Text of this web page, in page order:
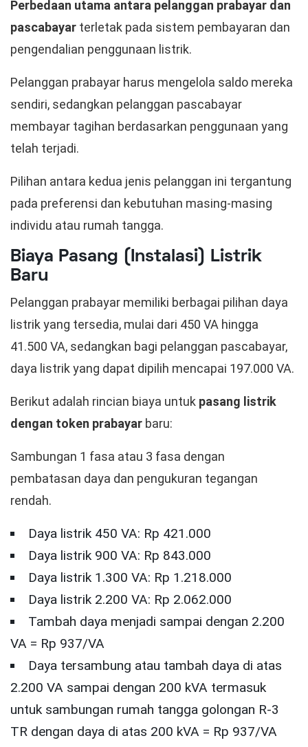
Perbedaan utama antara pelanggan prabayar dan
pascabayar terletak pada sistem pembayaran dan
pengendalian penggunaan listrik.
Pelanggan prabayar harus mengelola saldo mereka
sendiri, sedangkan pelanggan pascabayar
membayar tagihan berdasarkan penggunaan yang
telah terjadi.
Pilihan antara kedua jenis pelanggan ini tergantung
pada preferensi dan kebutuhan masing-masing
individu atau rumah tangga.
Biaya Pasang (Instalasi) Listrik
Baru
Pelanggan prabayar memiliki berbagai pilihan daya
listrik yang tersedia, mulai dari 450 VA hingga
41.500 VA, sedangkan bagi pelanggan pascabayar,
daya listrik yang dapat dipilih mencapai 197.000 VA.
Berikut adalah rincian biaya untuk pasang listrik
dengan token prabayar baru:
Sambungan 1 fasa atau 3 fasa dengan
pembatasan daya dan pengukuran tegangan
rendah.
Daya listrik 450 VA: Rp 421.000
Daya listrik 900 VA: Rp 843.000
Daya listrik 1.300 VA: Rp 1.218.000
Daya listrik 2.200 VA: Rp 2.062.000
Tambah daya menjadi sampai dengan 2.200
VA = Rp 937/VA
Daya tersambung atau tambah daya di atas
2.200 VA sampai dengan 200 kVA termasuk
untuk sambungan rumah tangga golongan R-3
TR dengan daya di atas 200 kVA = Rp 937/VA